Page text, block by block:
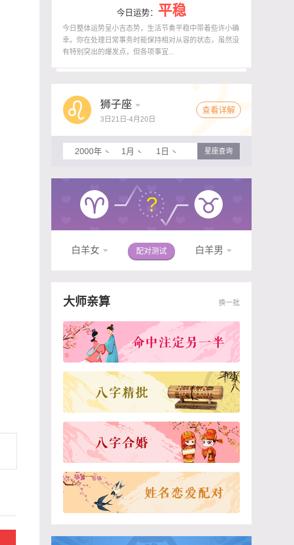
今日运势： 平稳
今日整体运势呈小吉态势，生活节奏平稳中带着些许小确
幸。你在处理日常事务时能保持相对从容的状态，虽然没
有特别突出的爆发点，但各项事宜...
狮子座
3日21日-4月20日
查看详解
2000年 1月 1日 星座查询
?
白羊女 配对测试 白羊男
大师亲算 换一批